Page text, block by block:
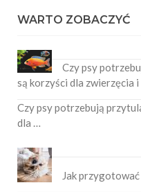
WARTO ZOBACZYĆ
Czy psy
są korzyści dla zwierzęcia i
Czy psy potrzebują
dla …
Jak